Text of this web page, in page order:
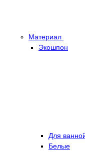
Материал
Экошпон
Для
Белые